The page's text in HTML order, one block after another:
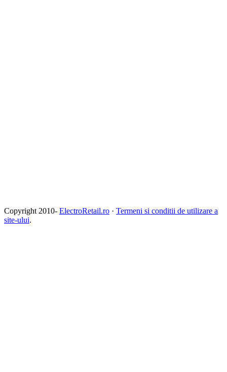
Copyright 2010- ElectroRetail.ro · Termeni si conditii de utilizare a
site-ului.